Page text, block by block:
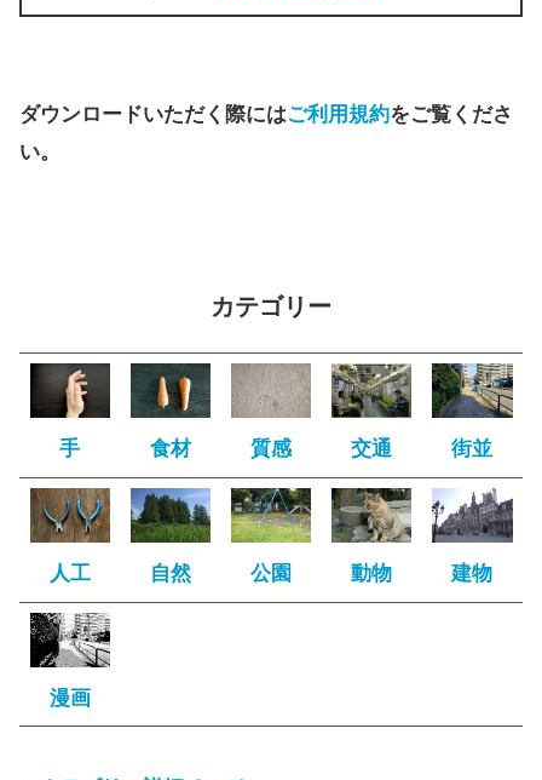
ダウンロードいただく際にはご利用規約をご覧くださ
い。
カテゴリー
手 食材 質感 交通 街並
人工 自然 公園 動物 建物
漫画